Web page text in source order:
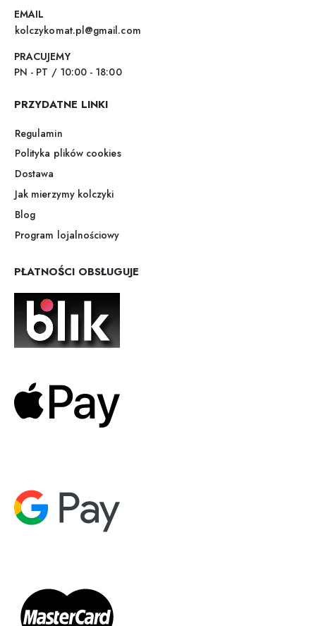
EMAIL
kolczykomat.pl@gmail.com
PRACUJEMY
PN - PT / 10:00 - 18:00
PRZYDATNE LINKI
Regulamin
Polityka plików cookies
Dostawa
Jak mierzymy kolczyki
Blog
Program lojalnościowy
PŁATNOŚCI OBSŁUGUJE